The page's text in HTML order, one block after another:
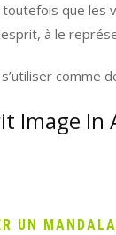
que les
à le
comme
Image
UN